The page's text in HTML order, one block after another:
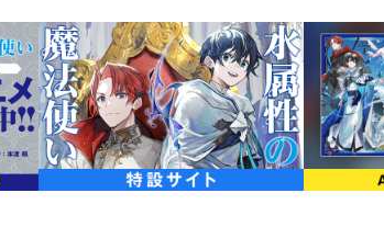
コミックス1巻と同月刊行！(3/15刊)
ウィリー王子の護衛依頼を完遂し、一つ肩の荷
の師匠ポジションまでゲットした彼は、セーラ
ーツの食べ歩きに興じていた。エルフの自治庁
を縮めていく二人だったが、別行動の翌日、神
現！ 更には、原因究明に努める涼とアベルの